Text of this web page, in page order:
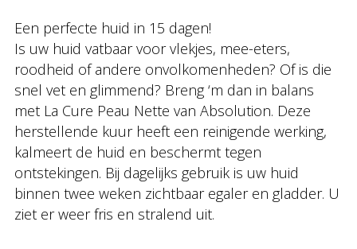
Een perfecte huid in 15 dagen!
Is uw huid vatbaar voor vlekjes, mee-eters,
roodheid of andere onvolkomenheden? Of is die
snel vet en glimmend? Breng ‘m dan in balans
met La Cure Peau Nette van Absolution. Deze
herstellende kuur heeft een reinigende werking,
kalmeert de huid en beschermt tegen
ontstekingen. Bij dagelijks gebruik is uw huid
binnen twee weken zichtbaar egaler en gladder. U
ziet er weer fris en stralend uit.